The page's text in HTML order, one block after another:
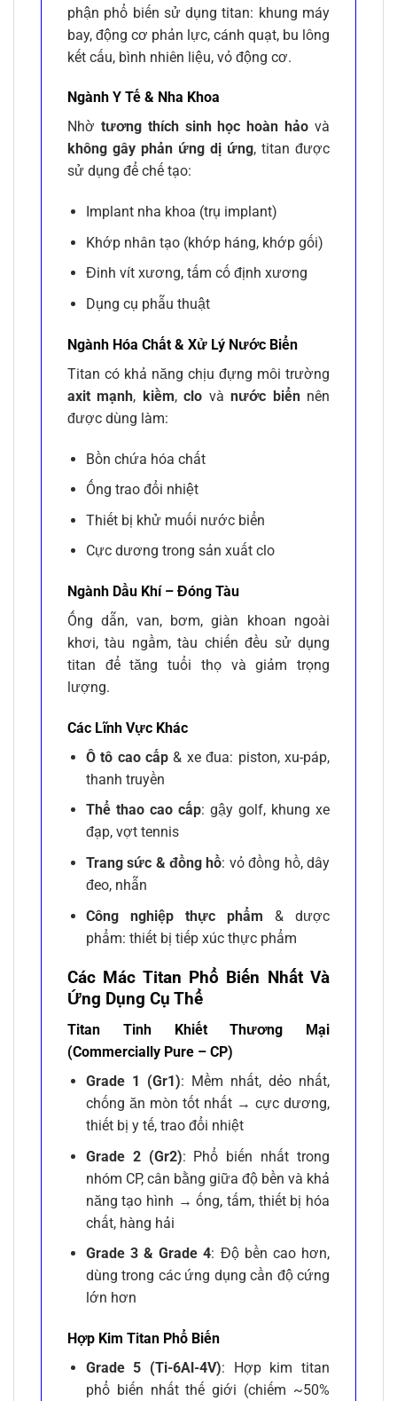
phận phổ biến sử dụng titan: khung máy
bay, động cơ phản lực, cánh quạt, bu lông
kết cấu, bình nhiên liệu, vỏ động cơ.
Ngành Y Tế & Nha Khoa
Nhờ tương thích sinh học hoàn hảo và
không gây phản ứng dị ứng, titan được
sử dụng để chế tạo:
Implant nha khoa (trụ implant)
Khớp nhân tạo (khớp háng, khớp gối)
Đinh vít xương, tấm cố định xương
Dụng cụ phẫu thuật
Ngành Hóa Chất & Xử Lý Nước Biển
Titan có khả năng chịu đựng môi trường
axit mạnh, kiềm,clo vànước biểnnên
được dùng làm:
Bồn chứa hóa chất
Ống trao đổi nhiệt
Thiết bị khử muối nước biển
Cực dương trong sản xuất clo
Ngành Dầu Khí – Đóng Tàu
Ống dẫn, van, bơm, giàn khoan ngoài
khơi, tàu ngầm, tàu chiến đều sử dụng
titan để tăng tuổi thọ và giảm trọng
lượng.
Các Lĩnh Vực Khác
Ô tô cao cấp & xe đua: piston, xu-páp,
thanh truyền
Thể thao cao cấp: gậy golf, khung xe
đạp, vợt tennis
Trang sức & đồng hồ: vỏ đồng hồ, dây
đeo, nhẫn
Công nghiệp thực phẩm & dược
phẩm: thiết bị tiếp xúc thực phẩm
Các Mác Titan Phổ Biến Nhất Và
Ứng Dụng Cụ Thể
Titan Tinh Khiết Thương Mại
(Commercially Pure – CP)
Grade 1 (Gr1): Mềm nhất, dẻo nhất,
chống ăn mòn tốt nhất → cực dương,
thiết bị y tế, trao đổi nhiệt
Grade 2 (Gr2): Phổ biến nhất trong
nhóm CP, cân bằng giữa độ bền và khả
năng tạo hình → ống, tấm, thiết bị hóa
chất, hàng hải
Grade 3 & Grade 4: Độ bền cao hơn,
dùng trong các ứng dụng cần độ cứng
lớn hơn
Hợp Kim Titan Phổ Biến
Grade 5 (Ti-6Al-4V): Hợp kim titan
phổ biến nhất thế giới (chiếm ~50%